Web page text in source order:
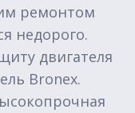
ремонтом
недорого.
двигателя
Bronex.